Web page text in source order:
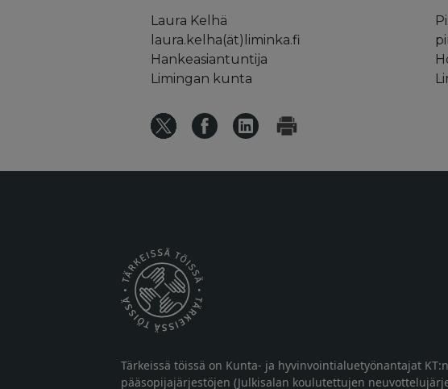
Laura Kelhä
laura.kelha(ät)liminka.fi
Hankeasiantuntija
Limingan kunta
Tärkeissä töissä on Kunta- ja hyvinvointialuetyönantajat
pääsopijajärjestöjen (Julkisalan koulutettujen